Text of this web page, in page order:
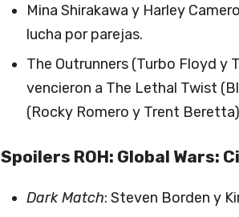
Mina Shirakawa y Harley
lucha por parejas.
The Outrunners (Turbo Floyd y
vencieron a The Lethal Twist
(Rocky Romero y Trent
Spoilers ROH: Global Wars:
Dark Match: Steven Borden y